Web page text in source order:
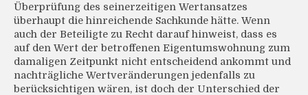
Überprüfung des seinerzeitigen Wertansatzes
überhaupt die hinreichende Sachkunde hätte. Wenn
auch der Beteiligte zu Recht darauf hinweist, dass es
auf den Wert der betroffenen Eigentumswohnung zum
damaligen Zeitpunkt nicht entscheidend ankommt und
nachträgliche Wertveränderungen jedenfalls zu
berücksichtigen wären, ist doch der Unterschied der